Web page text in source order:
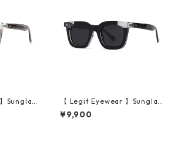
Sunglas
Gre
【 Legit Eyewear 】Sunglas
ses Konoe (Black Clear/Gre
y)
¥9,900